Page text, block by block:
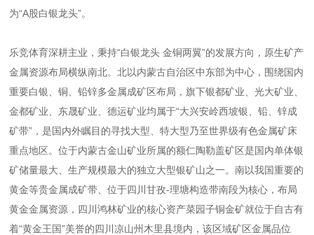
为“A股白银龙头”。
乐竞体育深耕主业，秉持“白银龙头 金铜两翼”的发展方向，原生矿产
金属资源布局横纵南北。北以内蒙古自治区中东部为中心，围绕国内
重要白银、铜、铅锌多金属成矿区布局，旗下银都矿业、光大矿业、
金都矿业、东晟矿业、德运矿业均属于“大兴安岭西坡银、铅、锌成
矿带”，是国内外瞩目的寻找大型、特大型乃至世界级有色金属矿床
重点地区。位于内蒙古金山矿业所属的额仁陶勒盖矿区是国内单体银
矿储量最大、生产规模最大的独立大型银矿山之一。南以我国重要的
黄金等贵金属成矿带、位于四川甘孜-理塘构造带南段为核心，布局
黄金金属资源，四川鸿林矿业的核心资产菜园子铜金矿就位于自古有
着“黄金王国”美誉的四川凉山州木里县境内，该区域矿区金属品位